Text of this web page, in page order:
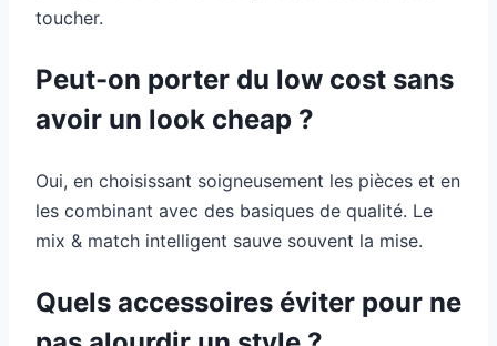
toucher.
Peut-on porter du low cost sans
avoir un look cheap ?
Oui, en choisissant soigneusement les pièces et en
les combinant avec des basiques de qualité. Le
mix & match intelligent sauve souvent la mise.
Quels accessoires éviter pour ne